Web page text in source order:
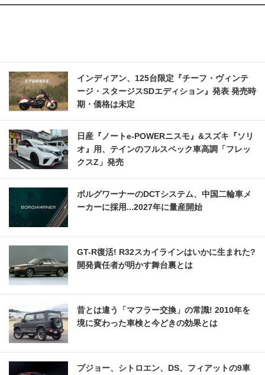
インディアン、125台限定『チーフ・ヴィンテ
ージ・スタージスSDエディション』発表 発売時
期・価格は未定
日産『ノートe-POWERニスモ』&スズキ『ソリ
オ』用、テインのフルスペック車高調「フレッ
クスZ」発売
ボルグワーナーのDCTシステム、中国二輪車メ
ーカーに採用...2027年に量産開始
GT-R復活! R32スカイラインはいかに生まれた?
開発責任者が明かす舞台裏とは
昔とは違う「マフラー交換」の常識! 2010年を
境に変わった車検と今どきの効果とは
プジョー、シトロエン、DS、フィアットの9車